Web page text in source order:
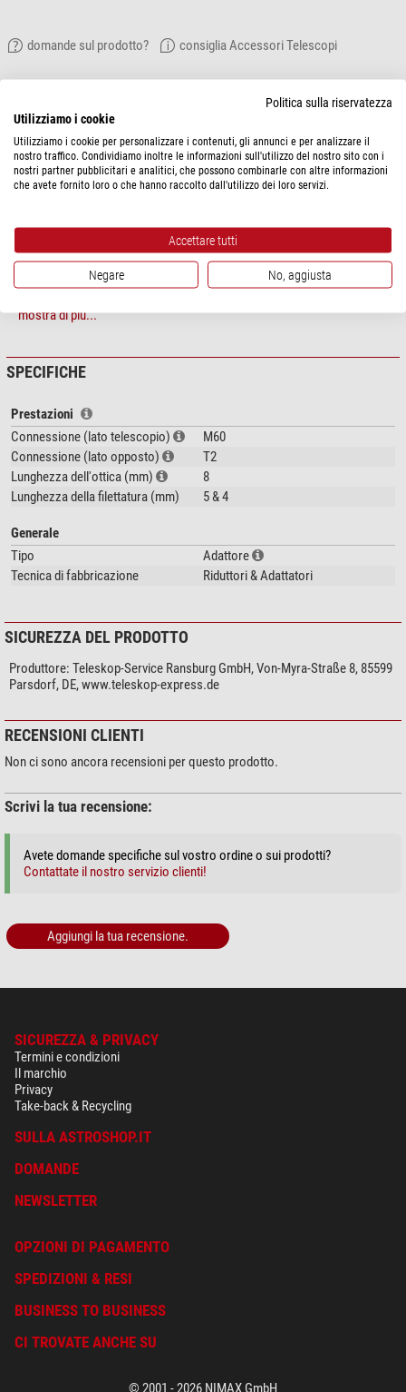
domande sul prodotto? consiglia Accessori Telescopi
L'adapter riduce una filettatura esterna M60x0,75 a una filettatura esterna
T2 (M42x0,75).
Filettatura lato telescopio: filettatura interna M60x0,75 - lunghezza 5 mm
4 mm
mostra di più...
SPECIFICHE
Prestazioni
Connessione (lato telescopio)
M60
Connessione (lato opposto)
T2
Lunghezza dell'ottica (mm)
8
Lunghezza della filettatura (mm)
5 & 4
Generale
Tipo
Adattore
Tecnica di fabbricazione
Riduttori & Adattatori
SICUREZZA DEL PRODOTTO
Produttore: Teleskop-Service Ransburg GmbH, Von-Myra-Straße 8, 85599
Parsdorf, DE, www.teleskop-express.de
RECENSIONI CLIENTI
Non ci sono ancora recensioni per questo prodotto.
Scrivi la tua recensione:
Avete domande specifiche sul vostro ordine o sui prodotti?
Contattate il nostro servizio clienti!
Aggiungi la tua recensione.
SICUREZZA & PRIVACY
Termini e condizioni
Il marchio
Privacy
Take-back & Recycling
SULLA ASTROSHOP.IT
DOMANDE
NEWSLETTER
OPZIONI DI PAGAMENTO
SPEDIZIONI & RESI
BUSINESS TO BUSINESS
CI TROVATE ANCHE SU
© 2001 - 2026 NIMAX GmbH
Politica sulla riservatezza
Utilizziamo i cookie
Utilizziamo i cookie per personalizzare i contenuti, gli annunci e per analizzare il
nostro traffico. Condividiamo inoltre le informazioni sull'utilizzo del nostro sito con i
nostri partner pubblicitari e analitici, che possono combinarle con altre informazioni
che avete fornito loro o che hanno raccolto dall'utilizzo dei loro servizi.
Accettare tutti
Negare No, aggiusta